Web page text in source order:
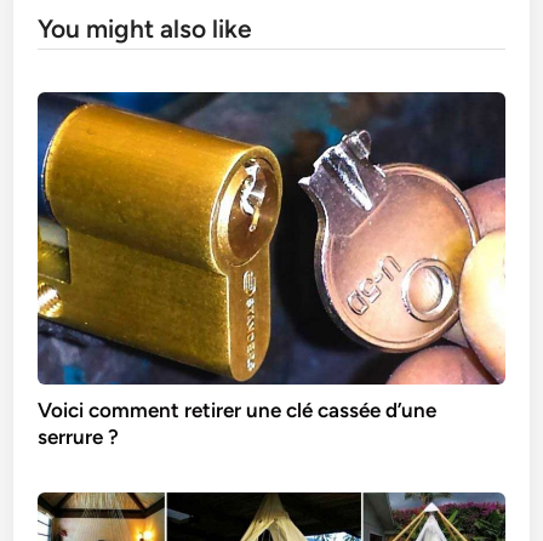
You might also like
Voici comment retirer une clé cassée d’une
serrure ?